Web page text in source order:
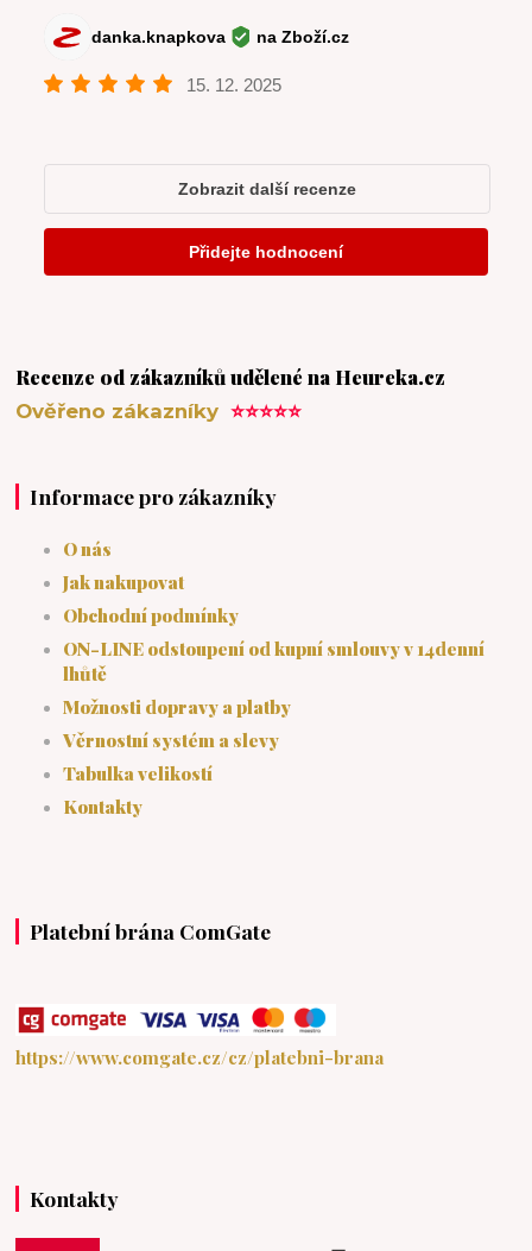
Recenze od zákazníků udělené na Heureka.cz
Ověřeno zákazníky⭐⭐⭐⭐⭐
Informace pro zákazníky
O nás
Jak nakupovat
Obchodní podmínky
ON-LINE odstoupení od kupní smlouvy v 14denní
lhůtě
Možnosti dopravy a platby
Věrnostní systém a slevy
Tabulka velikostí
Kontakty
Platební brána ComGate
https://www.comgate.cz/cz/platebni-brana
Kontakty